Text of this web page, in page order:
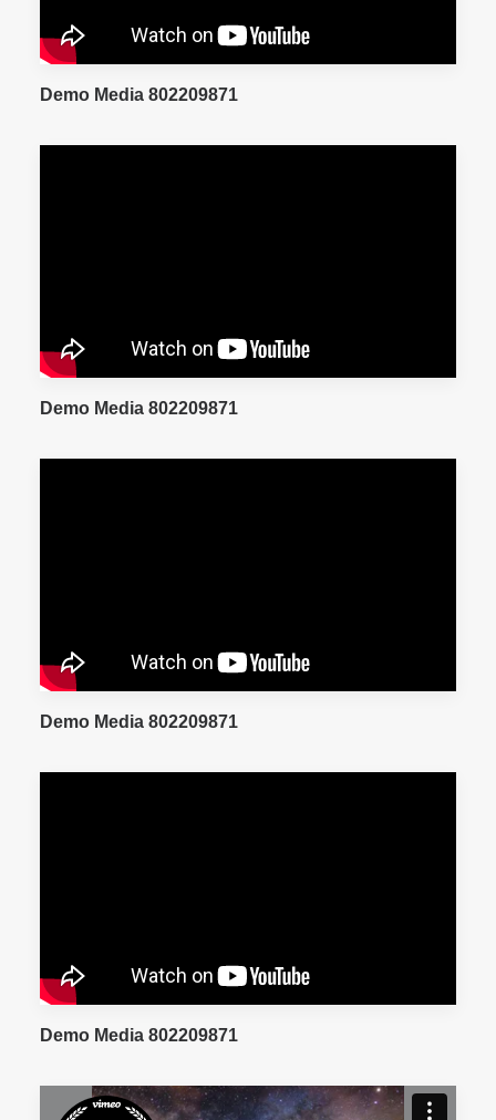
Demo Media 802209871
Demo Media 802209871
Demo Media 802209871
Demo Media 802209871